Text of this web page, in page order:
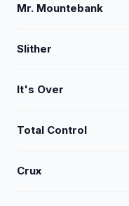
Mr. Mountebank
Slither
It's Over
Total Control
Crux